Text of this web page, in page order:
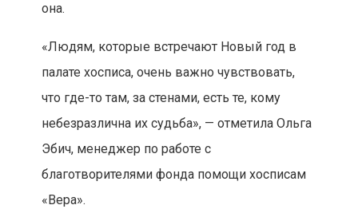
она.
«Людям, которые встречают Новый год в
палате хосписа, очень важно чувствовать,
что где-то там, за стенами, есть те, кому
небезразлична их судьба», — отметила Ольга
Эбич, менеджер по работе с
благотворителями фонда помощи хосписам
«Вера».